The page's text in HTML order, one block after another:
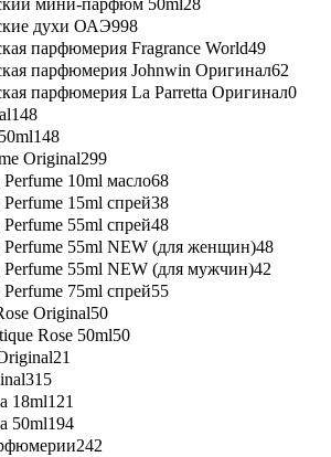
мини-парфюм 50ml 28
духи ОАЭ998
парфюмерия Fragrance World49
парфюмерия Johnwin Оригинал62
парфюмерия La Parretta Оригинал0
148
148
Original299
10ml масло68
15ml спрей38
55ml спрей48
Perfume 55ml NEW (для женщин)48
Perfume 55ml NEW (для мужчин)42
75ml спрей55
Original50
Rose 50ml50
21
315
18ml121
50ml194
242